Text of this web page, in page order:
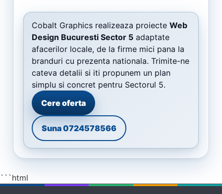
Cobalt Graphics realizeaza proiecte Web
Design Bucuresti Sector 5 adaptate
afacerilor locale, de la firme mici pana la
branduri cu prezenta nationala. Trimite-ne
cateva detalii si iti propunem un plan
simplu si concret pentru Sectorul 5.
Cere oferta
Suna 0724578566
```html